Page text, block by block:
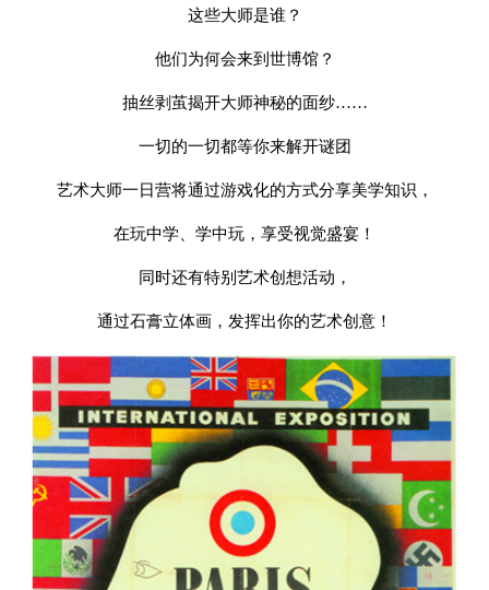
这些大师是谁？
他们为何会来到世博馆？
抽丝剥茧揭开大师神秘的面纱……
一切的一切都等你来解开谜团
艺术大师一日营将通过游戏化的方式分享美学知识，
在玩中学、学中玩，享受视觉盛宴！
同时还有特别艺术创想活动，
通过石膏立体画，发挥出你的艺术创意！